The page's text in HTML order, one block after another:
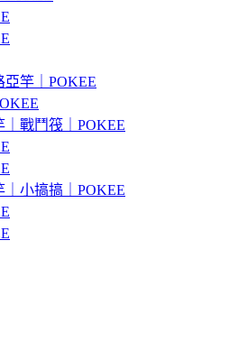
竿｜POKEE
戰鬥筏｜POKEE
小搞搞｜POKEE